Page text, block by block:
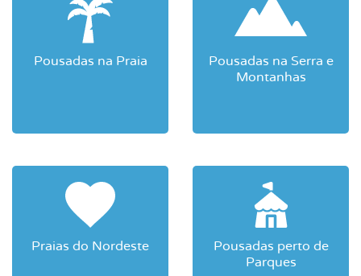
Pousadas na Praia
Pousadas na Serra e
Montanhas
Praias do Nordeste
Pousadas perto de
Parques